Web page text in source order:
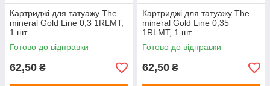
Картриджі для татуажу The
mineral Gold Line 0,3 1RLMT,
1 шт
Готово до відправки
62,50 ₴
Картриджі для татуажу The
mineral Gold Line 0,35
1RLMT, 1 шт
Готово до відправки
62,50 ₴